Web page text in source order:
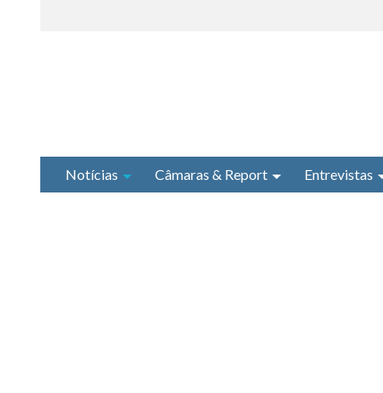
Notícias Câmaras & Report Entrevistas